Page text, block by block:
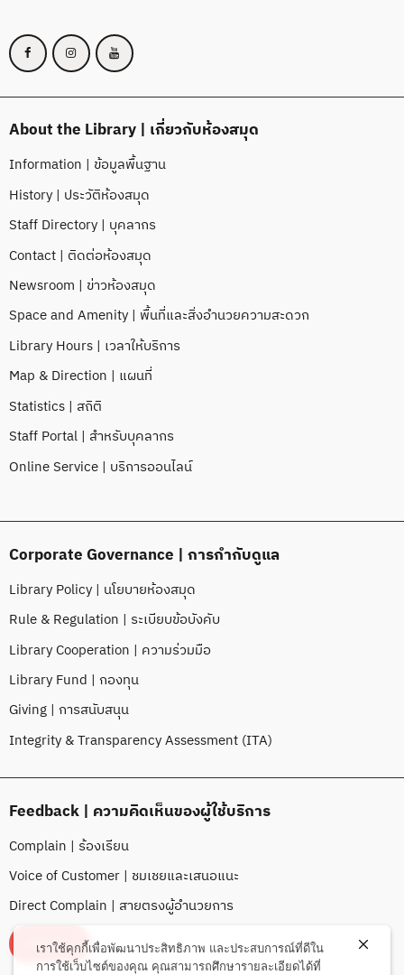
About the Library | เกี่ยวกับห้องสมุด
Information | ข้อมูลพื้นฐาน
History | ประวัติห้องสมุด
Staff Directory | บุคลากร
Contact | ติดต่อห้องสมุด
Newsroom | ข่าวห้องสมุด
Space and Amenity | พื้นที่และสิ่งอำนวยความสะดวก
Library Hours | เวลาให้บริการ
Map & Direction | แผนที่
Statistics | สถิติ
Staff Portal | สำหรับบุคลากร
Online Service | บริการออนไลน์
Corporate Governance | การกำกับดูแล
Library Policy | นโยบายห้องสมุด
Rule & Regulation | ระเบียบข้อบังคับ
Library Cooperation | ความร่วมมือ
Library Fund | กองทุน
Giving | การสนับสนุน
Integrity & Transparency Assessment (ITA)
Feedback | ความคิดเห็นของผู้ใช้บริการ
Complain | ร้องเรียน
Voice of Customer | ชมเชยและเสนอแนะ
Direct Complain | สายตรงผู้อำนวยการ
FEEDBACK
เราใช้คุกกี้เพื่อพัฒนาประสิทธิภาพ และประสบการณ์ที่ดีใน
การใช้เว็บไซต์ของคุณ คุณสามารถศึกษารายละเอียดได้ที่